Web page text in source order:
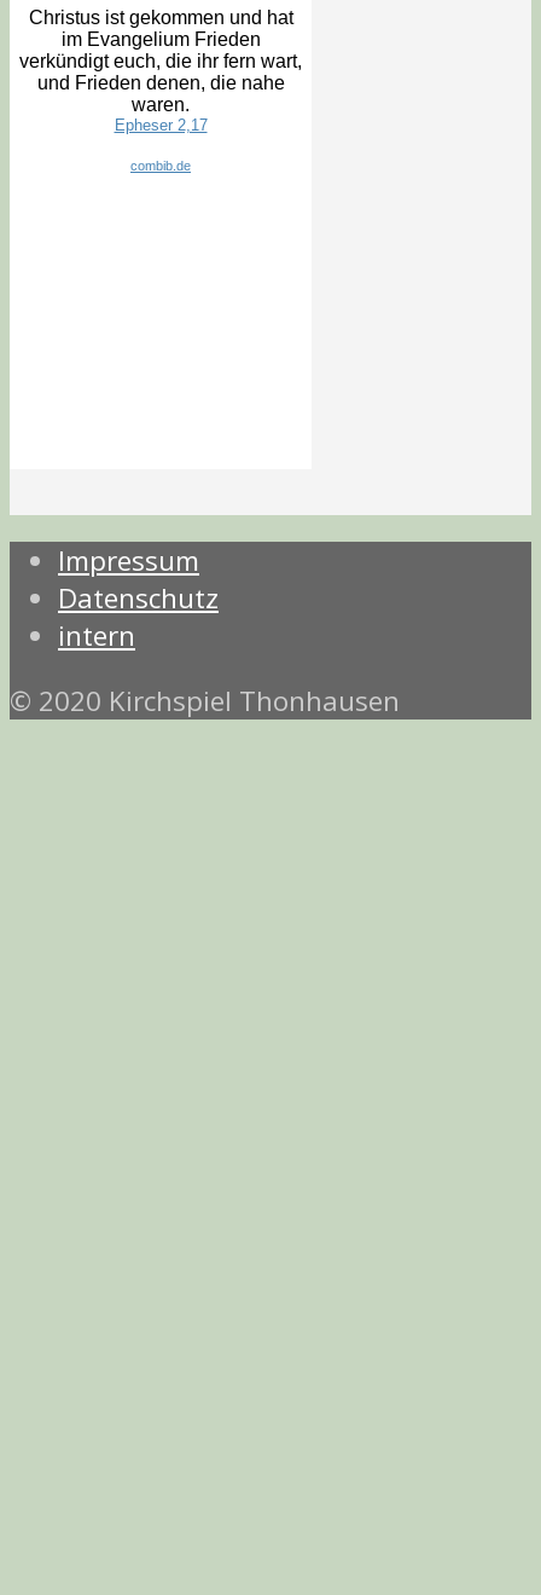
Impressum
Datenschutz
intern
© 2020 Kirchspiel Thonhausen